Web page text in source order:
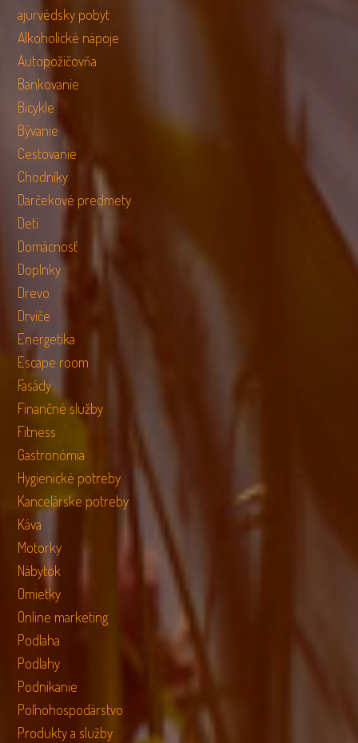
ajurvédsky pobyt
Alkoholické nápoje
Autopožičovňa
Bankovanie
Bicykle
Bývanie
Cestovanie
Chodníky
Darčekové predmety
Deti
Domácnosť
Doplnky
Drevo
Drviče
Energetika
Escape room
Fasády
Finančné služby
Fitness
Gastronómia
Hygienické potreby
Kancelárske potreby
Káva
Motorky
Nábytok
Omietky
Online marketing
Podlaha
Podlahy
Podnikanie
Poľnohospodárstvo
Produkty a služby